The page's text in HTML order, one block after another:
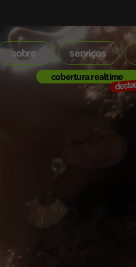
sobre serviços
cobertura realtime